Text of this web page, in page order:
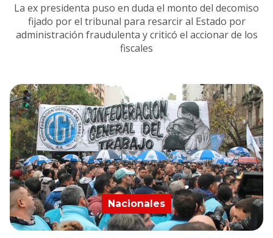
La ex presidenta puso en duda el monto del decomiso
fijado por el tribunal para resarcir al Estado por
administración fraudulenta y criticó el accionar de los
fiscales
Nacionales